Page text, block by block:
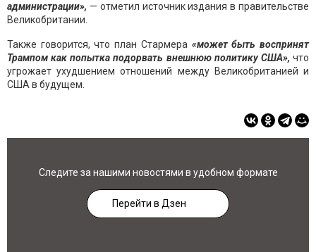
администрации», — отметил источник издания в правительстве
Великобритании.
Также говорится, что план Стармера «может быть воспринят
Трампом как попытка подорвать внешнюю политику США», что
угрожает ухудшением отношений между Великобританией и
США в будущем.
Следите за нашими новостями в удобном формате
Перейти в Дзен